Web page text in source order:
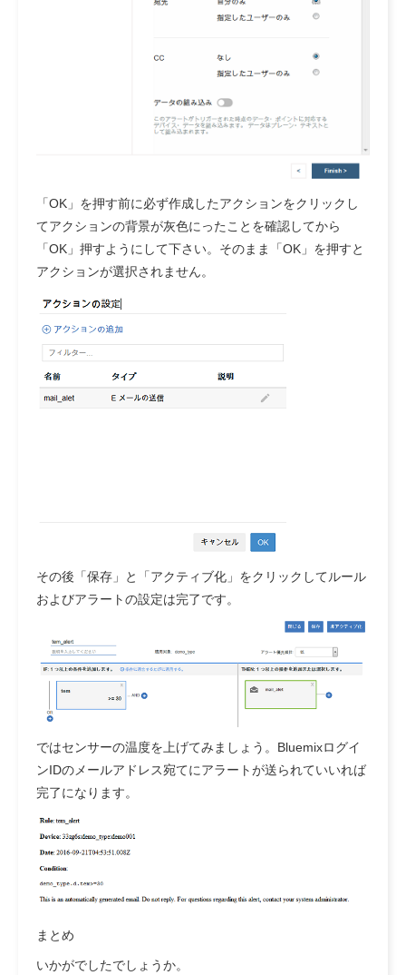
「OK」を押す前に必ず作成したアクションをクリックし
てアクションの背景が灰色にったことを確認してから
「OK」押すようにして下さい。そのまま「OK」を押すと
アクションが選択されません。
その後「保存」と「アクティブ化」をクリックしてルール
およびアラートの設定は完了です。
ではセンサーの温度を上げてみましょう。Bluemixログイ
ンIDのメールアドレス宛てにアラートが送られていいれば
完了になります。
まとめ
いかがでしたでしょうか。